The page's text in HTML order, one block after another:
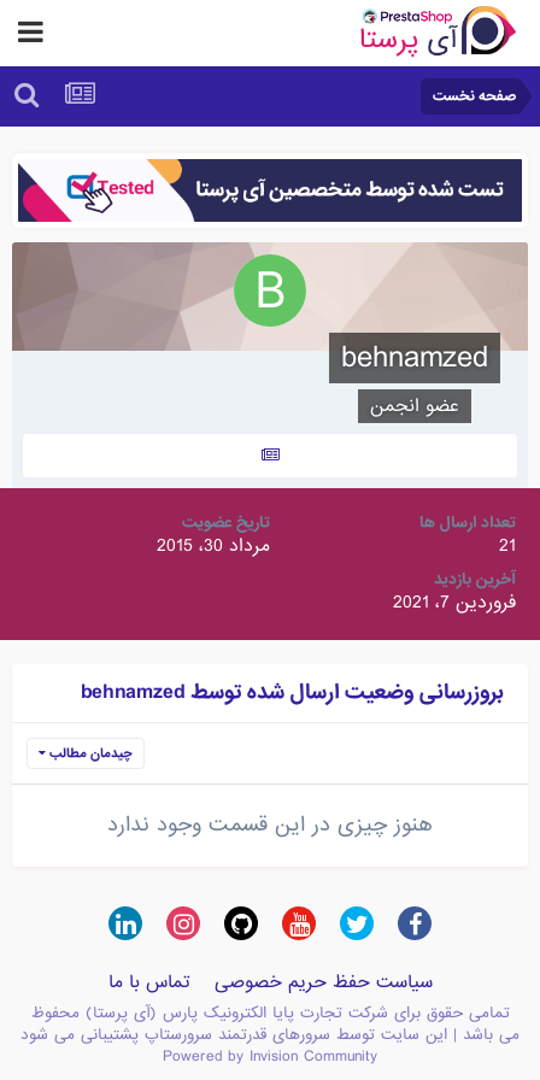
صفحه نخست
behnamzed
عضو انجمن
تعداد ارسال ها
21
تاریخ عضویت
مرداد 30، 2015
آخرین بازدید
فروردین 7، 2021
بروزرسانی وضعیت ارسال شده توسط behnamzed
چیدمان مطالب
هنوز چیزی در این قسمت وجود ندارد
سیاست حفظ حریم خصوصی تماس با ما
تمامی حقوق برای شرکت تجارت پایا الکترونیک پارس (آی پرستا) محفوظ
می باشد | این سایت توسط سرورهای قدرتمند سرورستاپ پشتیبانی می شود
Powered by Invision Community